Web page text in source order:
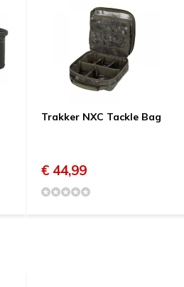
Trakker NXC Tackle Bag
€ 44,99